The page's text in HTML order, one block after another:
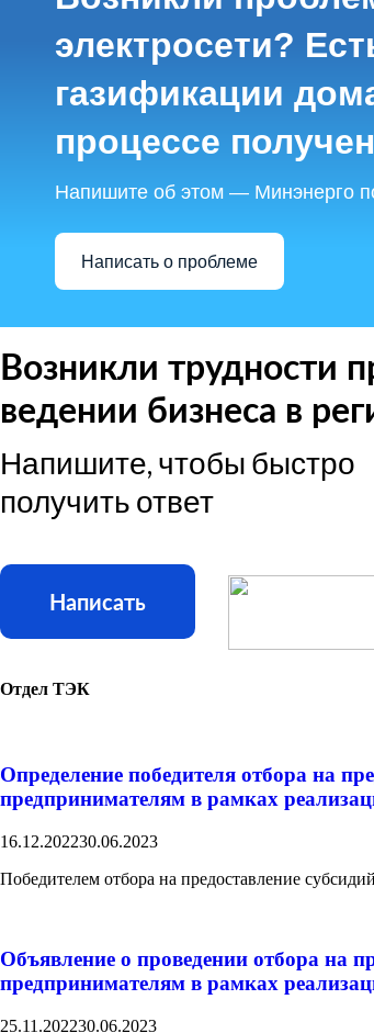
электросети?
газификации
процессе
Напишите об этом — Минэнерго
Написать о проблеме
Возникли трудности
ведении бизнеса в
Напишите, чтобы быстро
получить ответ
Написать
Отдел ТЭК
Определение победителя отбора на
предпринимателям в рамках
16.12.202230.06.2023
Победителем отбора на предоставление
Объявление о проведении отбора на
предпринимателям в рамках
25.11.202230.06.2023